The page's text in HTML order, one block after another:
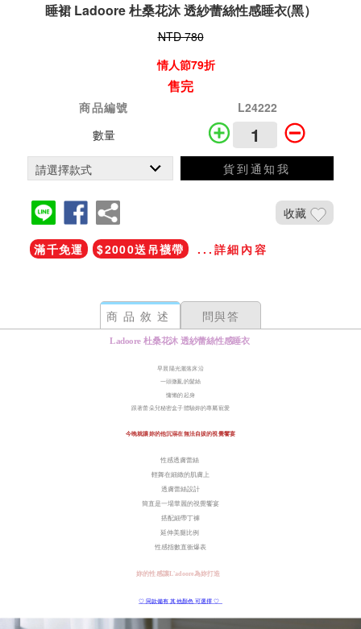
睡裙 Ladoore 杜桑花沐 透紗蕾絲性感睡衣(黑）
NTD 780
情人節79折
售完
商品編號
L24222
數量
貨到通知我
收藏
滿千免運 $2000送吊襪帶 ...詳細內容
商品敘述 問與答